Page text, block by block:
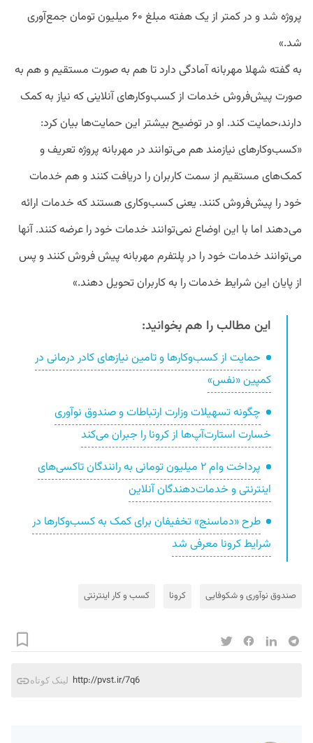
پروژه شد و در کمتر از یک هفته مبلغ ۶۰ میلیون تومان جمع‌آوری
شد.»
به گفته شهلا مهربانه آمادگی دارد تا هم به صورت مستقیم و هم به
صورت پیش‌فروش خدمات از کسب‌وکارهای آنلاینی که نیاز به کمک
دارند،حمایت کند. او در توضیح بیشتر این حمایت‌ها بیان کرد:
«کسب‌وکارهای نیازمند هم می‌توانند در مهربانه پروژه تعریف و
کمک‌های مستقیم از سمت کاربران را دریافت کنند و هم خدمات
خود را پیش‌فروش کنند. یعنی کسب‌وکاری هستند که خدمات ارائه
می‌دهند اما با این اوضاع نمی‌توانند خدمات خود را عرضه کنند. آنها
می‌توانند خدمات خود را در پلتفرم مهربانه پیش فروش کنند و پس
از پایان این شرایط خدمات را به کاربران تحویل دهند.»
این مطالب را هم بخوانید:
حمایت از کسب‌وکارها و تامین نیازهای کادر درمانی در
کمپین «نفس»
چگونه تسهیلات وزارت ارتباطات و صندوق نوآوری
خسارت استارت‌آپ‌ها از کرونا را جبران می‌کند
پرداخت وام ۲ میلیون تومانی به رانندگان تاکسی‌های
اینترنتی و خدمات‌دهندگان آنلاین
طرح «دماسنج» تخفیفان برای کمک به کسب‌وکارها در
شرایط کرونا معرفی شد
صندوق نوآوری و شکوفایی کرونا کسب و کار اینترنتی
لینک کوتاه http://pvst.ir/7q6